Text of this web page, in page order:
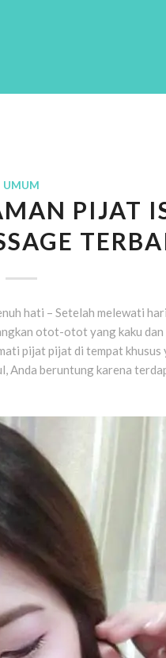
UMUM
PIJAT
hati – Setelah melewati
otot-otot yang kaku
pijat pijat di tempat khusus
Anda beruntung karena